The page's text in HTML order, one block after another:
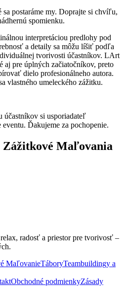
postaráme my. Doprajte si chvíľu,
spomienku.
interpretáciou predlohy pod
a detaily sa môžu líšiť podľa
tvorivosti účastníkov. LArt
aj pre úplných začiatočníkov, preto
dielo profesionálneho autora.
vlastného umeleckého zážitku.
účastníkov si usporiadateľ
Ďakujeme za pochopenie.
Maľovania
radosť a priestor pre tvorivosť –
MaľovanieTáboryTeambuildingy a
Obchodné podmienkyZásady